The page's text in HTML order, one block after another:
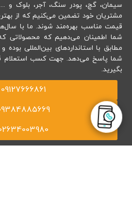
سیمان، گچ، پودر سنگ، آجر، بلوک و …
مشتریان خود تضمین می‌کنیم که از
قیمت مناسب بهره‌مند شوند. ما با
شما اطمینان می‌دهیم که محصولاتی
مطابق با استانداردهای بین‌المللی
شما پاسخ می‌دهد. جهت کسب استعلام
بگیرید.
09127666861
ارسال